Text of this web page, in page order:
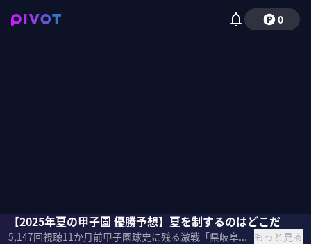
0
【2025年夏の甲子園 優勝予想】夏を制するのはどこだ
5,147回視聴11か月前 甲子園球史に残る激戦「県岐阜商 vs 横浜高校」やベスト4に残ったチームを、元NHKの高校野球解説・実況アナウンサーと元朝日新聞の記者が徹底分析。 勝敗を分けたターニングポイント、横浜高校・村田浩明監督の采配、そして優勝予想や大会を彩った好プレーを語り尽くします。 サムネイル 写真：iStock もっと見る
大矢正成安藤嘉浩西川典孝